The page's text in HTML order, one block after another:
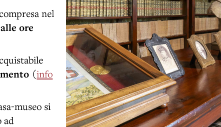
nel
ore
(info
museo si
ad